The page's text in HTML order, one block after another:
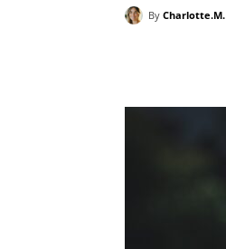
By Charlotte.M.